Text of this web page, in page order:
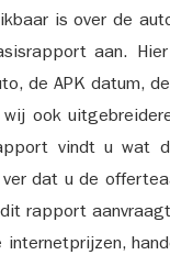
is over de
aan.
de APK datum,
ook
vindt u wat
dat u de
rapport